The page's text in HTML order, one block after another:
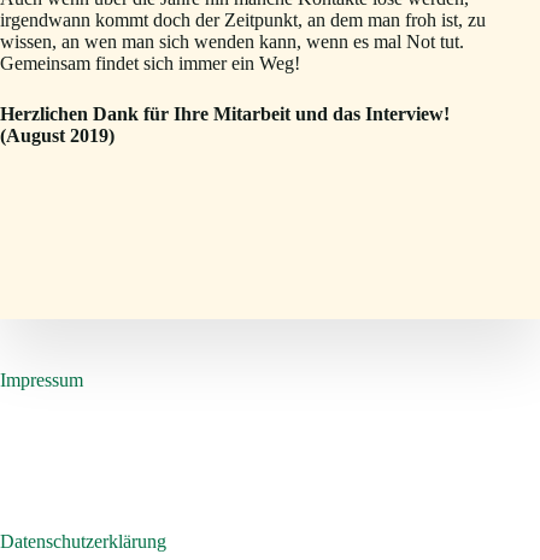
irgendwann kommt doch der Zeitpunkt, an dem man froh ist, zu
wissen, an wen man sich wenden kann, wenn es mal Not tut.
Gemeinsam findet sich immer ein Weg!
Herzlichen Dank für Ihre Mitarbeit und das Interview!
(August 2019)
Impressum
Datenschutzerklärung